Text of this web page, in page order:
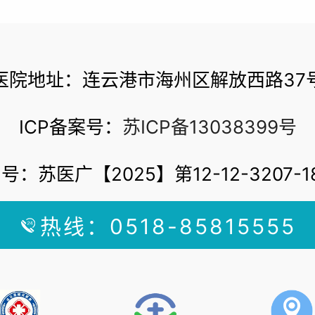
院地址：连云港市海州区解放西路37
ICP备案号： 苏ICP备13038399号
：苏医广【2025】第12-12-3207-
热线：0518-85815555